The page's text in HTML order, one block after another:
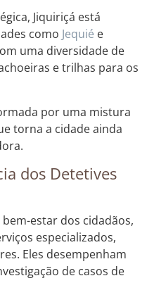
Jiquiriçá está
como Jequié e
uma diversidade de
e trilhas para os
por uma mistura
torna a cidade ainda
dos Detetives
estar dos cidadãos,
especializados,
Eles desempenham
de casos de